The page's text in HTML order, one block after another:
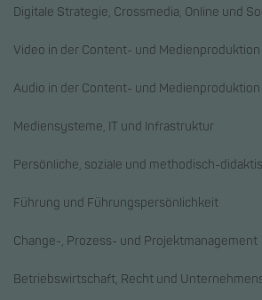
Digitale Strategie, Crossmedia, Online und
Video in der Content- und Medienproduktion
Audio in der Content- und Medienproduktion
Mediensysteme, IT und Infrastruktur
Persönliche, soziale und methodisch-
Führung und Führungspersönlichkeit
Change-, Prozess- und Projektmanagement
Betriebswirtschaft, Recht und